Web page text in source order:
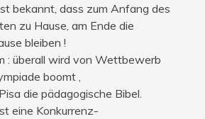
bekannt, dass zum Anfang des
zu Hause, am Ende die
bleiben !
: überall wird von Wettbewerb
boomt ,
die pädagogische Bibel.
eine Konkurrenz-